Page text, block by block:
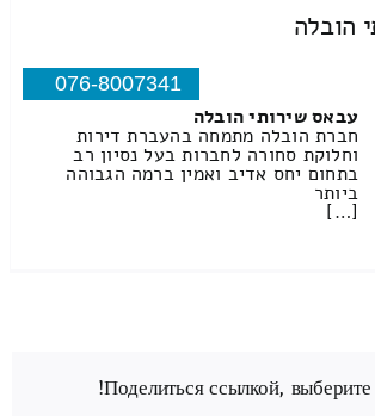
הובלה
076-8007341
עבאס שירותי הובלה
חברת הובלה מתמחה בהעברת דירות
וחלוקת סחורה לחברות בעל נסיון רב
בתחום יחס אדיב ואמין ברמה הגבוהה
ביותר
[…]
Поделиться ссылкой, выберите